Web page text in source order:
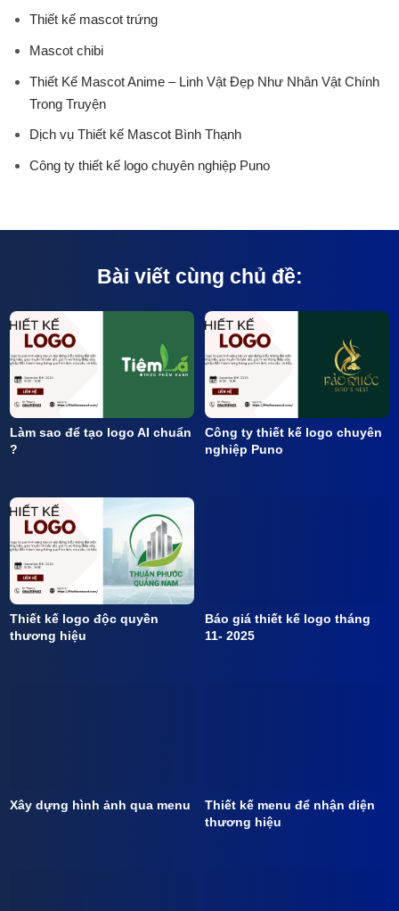
Thiết kế mascot trứng
Mascot chibi
Thiết Kế Mascot Anime – Linh Vật Đẹp Như Nhân Vật Chính
Trong Truyện
Dịch vụ Thiết kế Mascot Bình Thạnh
Công ty thiết kế logo chuyên nghiệp Puno
Bài viết cùng chủ đề:
Làm sao để tạo logo AI chuẩn
?
Công ty thiết kế logo chuyên
nghiệp Puno
Thiết kế logo độc quyền
thương hiệu
Báo giá thiết kế logo tháng
11- 2025
Xây dựng hình ảnh qua menu
Thiết kế menu để nhận diện
thương hiệu